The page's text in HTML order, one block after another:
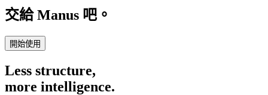
交給 Manus 吧。
開始使用
Less structure,
more intelligence.